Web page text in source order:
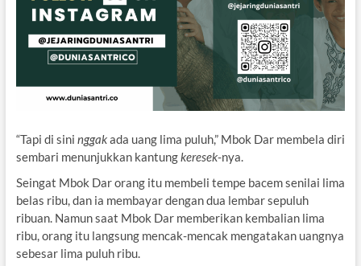
“Tapi di sini nggakada uang lima puluh,” Mbok Dar membela diri
sembari menunjukkan kantungkeresek-nya.
Seingat Mbok Dar orang itu membeli tempe bacem senilai lima
belas ribu, dan ia membayar dengan dua lembar sepuluh
ribuan. Namun saat Mbok Dar memberikan kembalian lima
ribu, orang itu langsung mencak-mencak mengatakan uangnya
sebesar lima puluh ribu.